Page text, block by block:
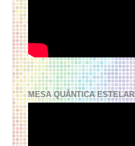
MESA QUÂNTICA ESTELAR